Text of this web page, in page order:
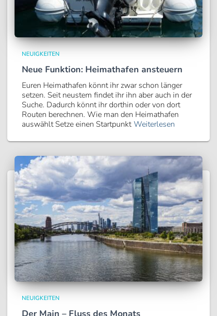
NEUIGKEITEN
Neue Funktion: Heimathafen ansteuern
Euren Heimathafen könnt ihr zwar schon länger
setzen. Seit neustem findet ihr ihn aber auch in der
Suche. Dadurch könnt ihr dorthin oder von dort
Routen berechnen. Wie man den Heimathafen
auswählt Setze einen Startpunkt Weiterlesen
NEUIGKEITEN
Der Main – Fluss des Monats